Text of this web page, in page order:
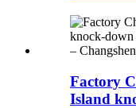
Factory
Island